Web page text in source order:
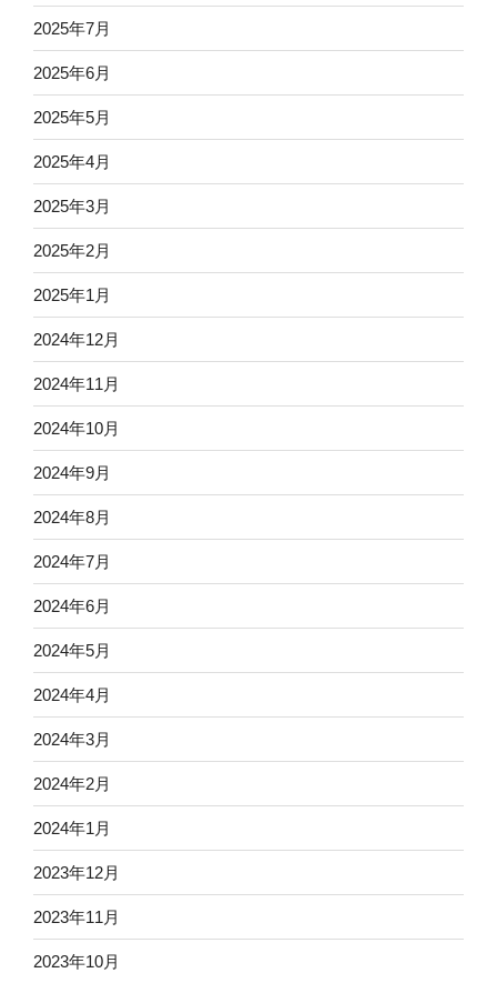
2025年7月
2025年6月
2025年5月
2025年4月
2025年3月
2025年2月
2025年1月
2024年12月
2024年11月
2024年10月
2024年9月
2024年8月
2024年7月
2024年6月
2024年5月
2024年4月
2024年3月
2024年2月
2024年1月
2023年12月
2023年11月
2023年10月